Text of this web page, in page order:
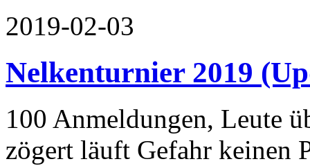
2019-02-03
Nelkenturnier 2019
100 Anmeldungen, Leute
zögert läuft Gefahr keinen